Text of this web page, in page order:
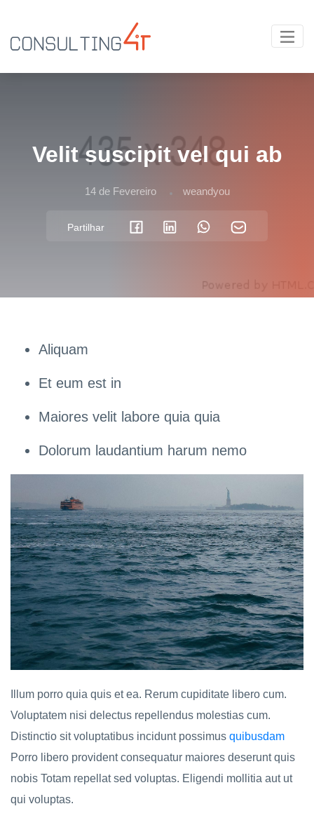
Velit suscipit vel qui ab
14 de Fevereiro weandyou
Partilhar
Aliquam
Et eum est in
Maiores velit labore quia quia
Dolorum laudantium harum nemo
Illum porro quia quis et ea. Rerum cupiditate libero cum.
Voluptatem nisi delectus repellendus molestias cum.
Distinctio sit voluptatibus incidunt possimus quibusdam
Porro libero provident consequatur maiores deserunt quis
nobis Totam repellat sed voluptas. Eligendi mollitia aut ut
qui voluptas.